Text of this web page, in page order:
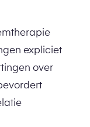
expliciet
over